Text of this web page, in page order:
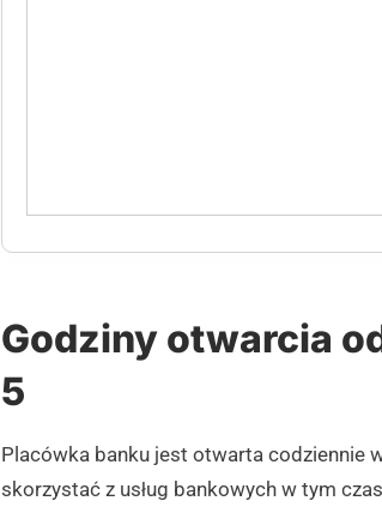
Godziny otwarcia
5
Placówka banku jest otwarta codziennie
skorzystać z usług bankowych w tym